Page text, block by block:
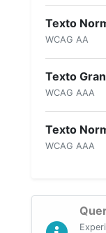
Texto
WCAG AA
Texto
WCAG AAA
Texto
WCAG AAA